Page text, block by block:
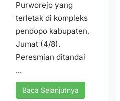
Purworejo yang
terletak di kompleks
pendopo kabupaten,
Jumat (4/8).
Peresmian ditandai
...
Baca Selanjutnya